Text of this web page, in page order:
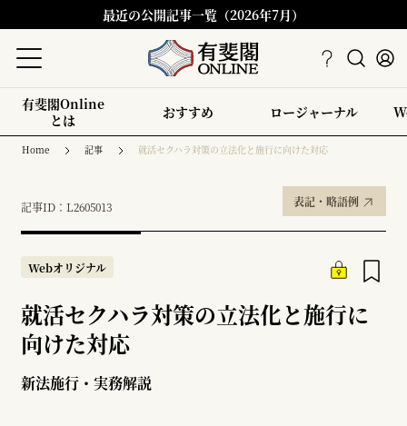
最近の公開記事一覧（2026年7月）
有斐閣Online
とは
おすすめ ロージャーナル
Home 記事 就活セクハラ対策の立法化と施行に向けた対応
記事ID：L2605013 表記・略語例
Webオリジナル
就活セクハラ対策の立法化と施行に
向けた対応
新法施行・実務解説